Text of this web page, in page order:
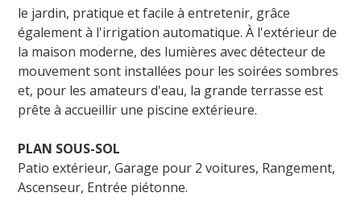
le jardin, pratique et facile à entretenir, grâce
également à l'irrigation automatique. À l'extérieur de
la maison moderne, des lumières avec détecteur de
mouvement sont installées pour les soirées sombres
et, pour les amateurs d'eau, la grande terrasse est
prête à accueillir une piscine extérieure.
PLAN SOUS-SOL
Patio extérieur, Garage pour 2 voitures, Rangement,
Ascenseur, Entrée piétonne.